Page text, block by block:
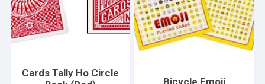
Cards Tally Ho Circle